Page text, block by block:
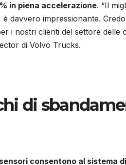
in piena accelerazione. “Il
davvero impressionante.
i nostri clienti del settore delle
di Volvo Trucks.
di
consentono al sistema